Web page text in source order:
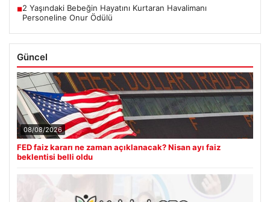
■2 Yaşındaki Bebeğin Hayatını Kurtaran Havalimanı
Personeline Onur Ödülü
Güncel
08/08/2026
FED faiz kararı ne zaman açıklanacak? Nisan ayı faiz
beklentisi belli oldu